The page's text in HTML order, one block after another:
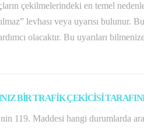
çekilmelerindeki en temel
levhası veya uyarısı
olacaktır. Bu uyarıları
BİR TRAFİK ÇEKİCİSİ
119. Maddesi hangi durumlarda